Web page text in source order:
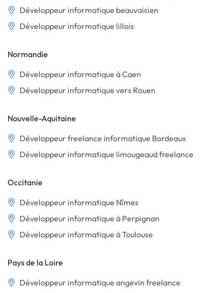
Développeur informatique beauvaisien
Développeur informatique lillois
Normandie
Développeur informatique à Caen
Développeur informatique vers Rouen
Nouvelle-Aquitaine
Développeur freelance informatique Bordeaux
Développeur informatique limougeaud freelance
Occitanie
Développeur informatique Nîmes
Développeur informatique à Perpignan
Développeur informatique à Toulouse
Pays de la Loire
Développeur informatique angevin freelance